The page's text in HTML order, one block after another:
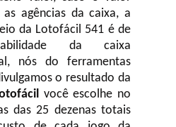
agências da caixa, a
da Lotofácil 541 é de
da caixa
nós do ferramentas
o resultado da
você escolhe no
das 25 dezenas totais